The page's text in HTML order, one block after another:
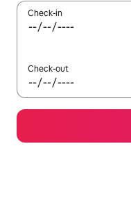
Check-in
Check-out